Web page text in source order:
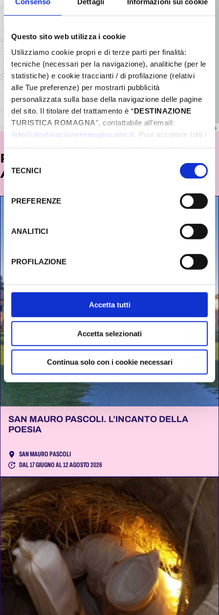
Questo sito web utilizza i cookie
Utilizziamo cookie propri e di terze parti per finalità:
tecniche (necessari per la navigazione), analitiche (per le
statistiche) e cookie traccianti / di profilazione (relativi
alle Tue preferenze) per mostrarti pubblicità
personalizzata sulla base della navigazione delle pagine
del sito. Il titolare del trattamento è “DESTINAZIONE
TURISTICA ROMAGNA”, contattabile all'email:
info@destinazioneromagna.emr.it . Puoi accettare tutti i
gestire le tue preferenze facendo clic su “Personalizza”.
Qualora acconsenti a tutti i cookie i Tuoi dati potranno
attualmente non fornisce garanzie idonee per il
l’implementazione di misure supplementari di sicurezza a
Tutela dei navigatori, che abbiamo valutato essere
informazioni complete sul trattamento dati clicca qui:
Selezione
delTECNICI
PREFERENZE
ANALITICI
PROFILAZIONE
Accetta tutti
Accetta selezionati
Continua solo con i cookie necessari
Leaflet|© OpenStreetMap contributors
POTREBBE INTERESSARTI
ANCHE...
SAN MAURO PASCOLI. L’INCANTO DELLA
POESIA
SAN MAURO PASCOLI
DAL 17 GIUGNO AL 12 AGOSTO 2026